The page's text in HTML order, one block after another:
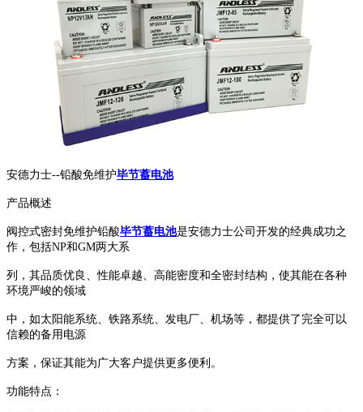
安德力士--铅酸免维护毕节蓄电池
产品概述
阀控式密封免维护铅酸毕节蓄电池是安德力士公司开发的经典成功之
作，包括NP和GM两大系
列，其品质优良、性能卓越、高能密度和全密封结构，使其能在各种
环境严峻的领域
中，如太阳能系统、铁路系统、发电厂、机场等，都提供了完全可以
信赖的备用电源
方案，保证其能为广大客户提供更多便利。
功能特点：